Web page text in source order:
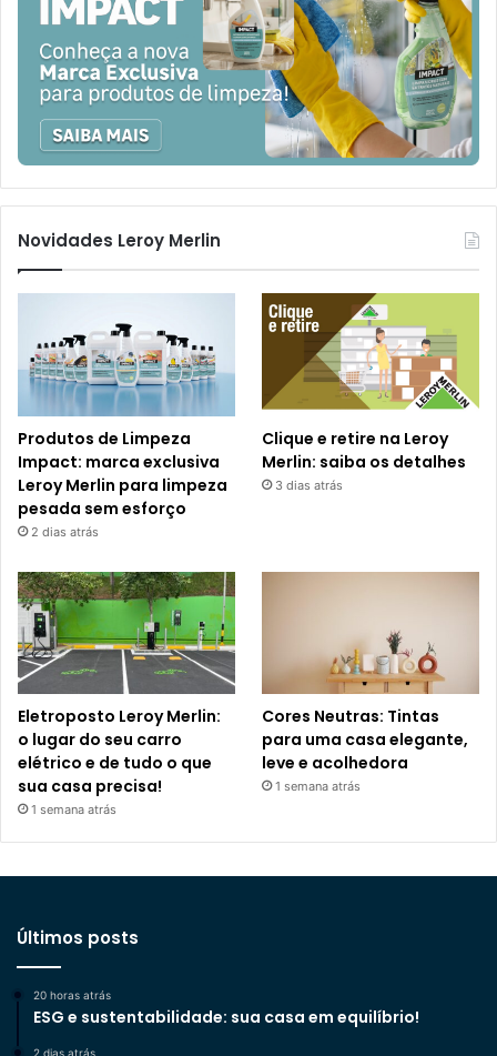
Novidades Leroy Merlin
Produtos de Limpeza
Impact: marca exclusiva
Leroy Merlin para limpeza
pesada sem esforço
2 dias atrás
Clique e retire na Leroy
Merlin: saiba os detalhes
3 dias atrás
Eletroposto Leroy Merlin:
o lugar do seu carro
elétrico e de tudo o que
sua casa precisa!
1 semana atrás
Cores Neutras: Tintas
para uma casa elegante,
leve e acolhedora
1 semana atrás
Últimos posts
20 horas atrás
ESG e sustentabilidade: sua casa em equilíbrio!
2 dias atrás